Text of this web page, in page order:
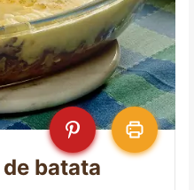
batata